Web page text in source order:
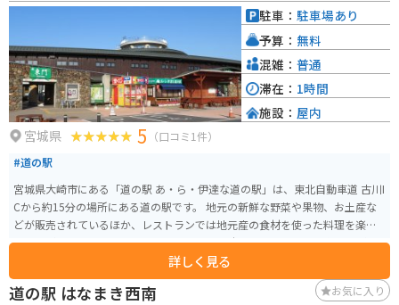
グロードとしても人気があり、ツーリングにも最適なエリアです。ただし、
山間部のため、天候の変化には注意が必要です。 道の駅 錦秋湖で、雄大な自
然と触れ合いながら、地元の美味しいものを楽しんでみてはいかがでしょう
か。
宮城県 5 （口コミ1件）
#道の駅
宮城県大崎市にある「道の駅 あ・ら・伊達な道の駅」は、東北自動車道 古川I
Cから約15分の場所にある道の駅です。 地元の新鮮な野菜や果物、お土産な
どが販売されているほか、レストランでは地元産の食材を使った料理を楽し
むことができます。 特に、地元産のブランド米「ひとめぼれ」を使った料理
や、大崎市の郷土料理である「おくずかけ」はおすすめです。 バイクで訪れ
る場合、道の駅には広々とした駐車場が完備されているので安心です。 ま
た、周辺には、鳴子温泉郷や、蔵王山など、観光スポットも点在しているの
詳しく見る
駐車： 駐車場あり
予算： 無料
混雑： 普通
滞在： 1時間
施設： 屋内
道の駅 はなまき西南 お気に入り